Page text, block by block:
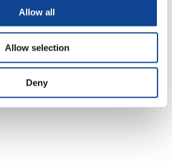
Allow all
Allow selection
Deny
organizzazioni del’ONU.
alcune ONG di partecipare o meno
2018.